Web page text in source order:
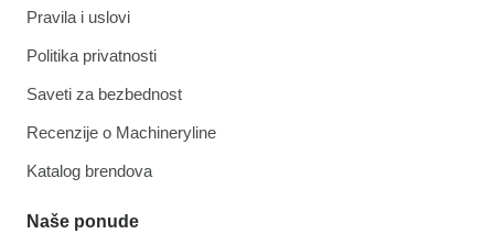
Pravila i uslovi
Politika privatnosti
Saveti za bezbednost
Recenzije o Machineryline
Katalog brendova
Naše ponude